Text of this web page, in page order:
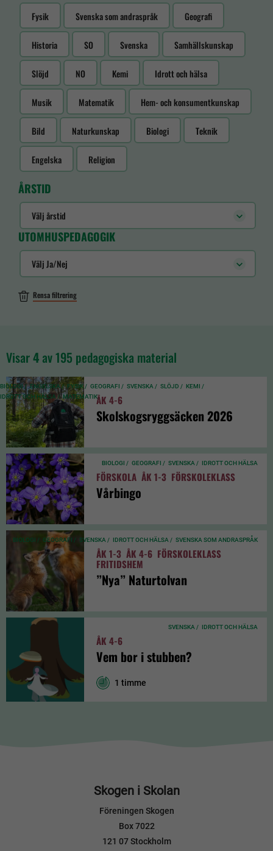
Fysik Svenska som andraspråk Geografi
Historia SO Svenska Samhällskunskap
Slöjd NO Kemi Idrott och hälsa
Musik Matematik Hem- och konsumentkunskap
Bild Naturkunskap Biologi Teknik
Engelska Religion
ÅRSTID
Välj årstid
UTOMHUSPEDAGOGIK
Välj Ja/Nej
Rensa filtrering
Visar4 av 195 pedagogiska material
BIOLOGI / ENGELSKA / FYSIK / GEOGRAFI / SVENSKA / SLÖJD / KEMI /
IDROTT OCH HÄLSA / MATEMATIKÅK 4-6
Skolskogsryggsäcken 2026
BIOLOGI / GEOGRAFI / SVENSKA / IDROTT OCH HÄLSA
FÖRSKOLA ÅK 1-3 FÖRSKOLEKLASS
Vårbingo
BIOLOGI / GEOGRAFI / SVENSKA / IDROTT OCH HÄLSA / SVENSKA SOM ANDRASPRÅK
ÅK 1-3 ÅK 4-6 FÖRSKOLEKLASS
FRITIDSHEM
”Nya” Naturtolvan
SVENSKA / IDROTT OCH HÄLSA
ÅK 4-6
Vem bor i stubben?
1 timme
Skogen i Skolan
Föreningen Skogen
Box 7022
121 07 Stockholm